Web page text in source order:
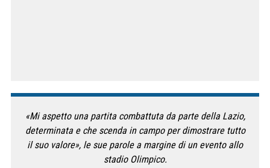
«Mi aspetto una partita combattuta da parte della Lazio,
determinata e che scenda in campo per dimostrare tutto
il suo valore», le sue parole a margine di un evento allo
stadio Olimpico.